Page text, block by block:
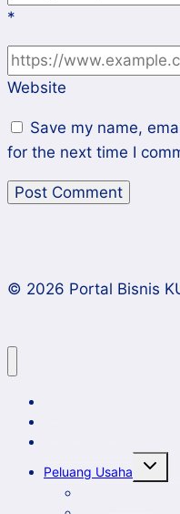
*
Website
Save my name,
for the next time I
© 2026 Portal Bisnis
Peluang Usaha
Toggle